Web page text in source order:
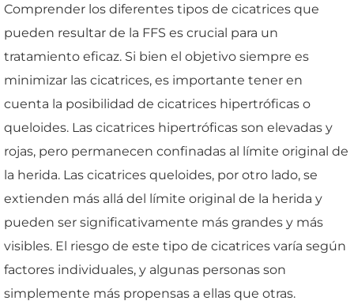
Comprender los diferentes tipos de cicatrices que
pueden resultar de la FFS es crucial para un
tratamiento eficaz. Si bien el objetivo siempre es
minimizar las cicatrices, es importante tener en
cuenta la posibilidad de cicatrices hipertróficas o
queloides. Las cicatrices hipertróficas son elevadas y
rojas, pero permanecen confinadas al límite original de
la herida. Las cicatrices queloides, por otro lado, se
extienden más allá del límite original de la herida y
pueden ser significativamente más grandes y más
visibles. El riesgo de este tipo de cicatrices varía según
factores individuales, y algunas personas son
simplemente más propensas a ellas que otras.